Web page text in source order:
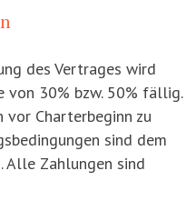
des Vertrages wird
von 30% bzw. 50% fällig.
vor Charterbeginn zu
sind dem
Alle Zahlungen sind